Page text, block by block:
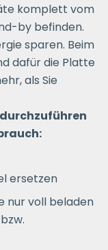
komplett vom
by befinden.
sparen. Beim
dafür die Platte
als Sie
ersetzen
nur voll beladen